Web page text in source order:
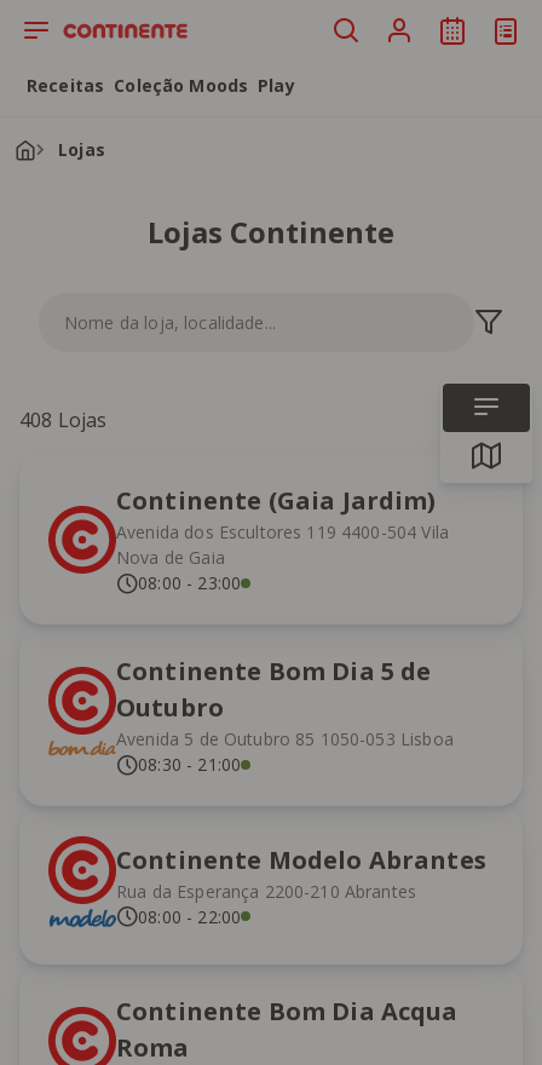
Saltar para o conteúdo principal
Receitas Coleção Moods Play
Lojas
Lojas Continente
408 Lojas
Continente (Gaia Jardim)
Avenida dos Escultores 119 4400-504 Vila
Nova de Gaia
08:00 - 23:00
Continente Bom Dia 5 de
Outubro
Avenida 5 de Outubro 85 1050-053 Lisboa
08:30 - 21:00
Continente Modelo Abrantes
Rua da Esperança 2200-210 Abrantes
08:00 - 22:00
Continente Bom Dia Acqua
Roma